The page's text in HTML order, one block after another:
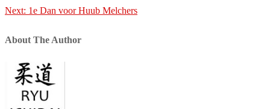
navigation
Next: 1e Dan voor Huub Melchers
About The Author